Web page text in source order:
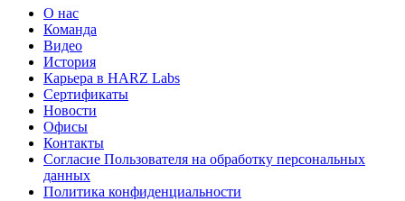
О нас
Команда
Видео
История
Карьера в HARZ Labs
Сертификаты
Новости
Офисы
Контакты
Согласие Пользователя на обработку персональных
данных
Политика конфиденциальности